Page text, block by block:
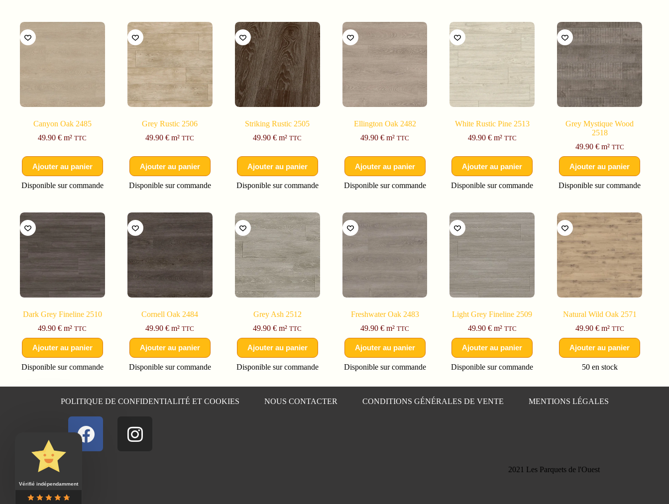
Canyon Oak 2485
49.90€ m²TTC
Ajouter au panier
Disponible sur commande
Grey Rustic 2506
49.90€ m²TTC
Ajouter au panier
Disponible sur commande
Striking Rustic 2505
49.90€ m²TTC
Ajouter au panier
Disponible sur commande
Ellington Oak 2482
49.90 € m² TTC
Ajouter au panier
Disponible sur commande
White Rustic Pine 2513
49.90 €m² TTC
Ajouter au panier
Disponible sur commande
Grey Mystique Wood
2518
49.90 €m² TTC
Ajouter au panier
Disponible sur commande
Dark Grey Fineline 2510
49.90€ m²TTC
Ajouter au panier
Disponible sur commande
Cornell Oak 2484
49.90€ m²TTC
Ajouter au panier
Disponible sur commande
Grey Ash 2512
49.90€ m²TTC
Ajouter au panier
Disponible sur commande
Freshwater Oak 2483
49.90 € m² TTC
Ajouter au panier
Disponible sur commande
Light Grey Fineline 2509
49.90 €m² TTC
Ajouter au panier
Disponible sur commande
Natural Wild Oak 2571
49.90 €m² TTC
Ajouter au panier
50 en stock
POLITIQUE DE CONFIDENTIALITÉ ET COOKIES NOUS CONTACTER CONDITIONS GÉNÉRALES DE VENTE MENTIONS LÉGALES
2021 Les Parquets de l'Ouest
Vérifié indépendamment